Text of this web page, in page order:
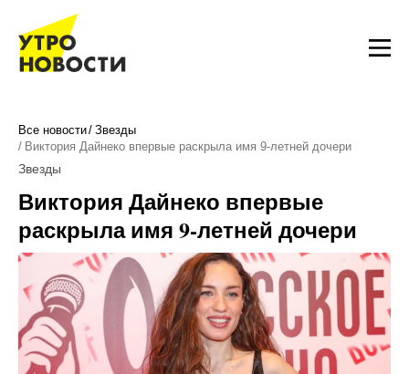
Все новости Звезды
Виктория Дайнеко впервые раскрыла имя 9-летней дочери
Звезды
Виктория Дайнеко впервые
раскрыла имя 9-летней дочери